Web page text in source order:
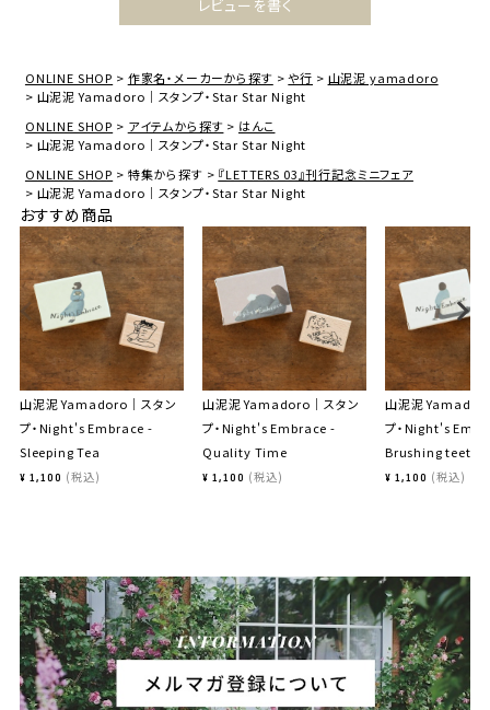
レビューを書く
ONLINE SHOP 作家名・メーカーから探す や行
山泥泥 yamadoro
山泥泥 Yamadoro｜スタンプ・Star Star Night
ONLINE SHOP
アイテムから探す
はんこ
山泥泥 Yamadoro｜スタンプ・Star Star Night
ONLINE SHOP
特集から探す
『LETTERS 03』刊行記念ミニフェア
山泥泥 Yamadoro｜スタンプ・Star Star Night
おすすめ商品
山泥泥 Yamadoro｜スタン
プ・Night's Embrace -
Sleeping Tea
¥ 1,100 税込
山泥泥 Yamadoro｜スタン
プ・Night's Embrace -
Quality Time
¥ 1,100 税込
山泥泥
プ・Night's
Brushing teeth
¥ 1,100 税込